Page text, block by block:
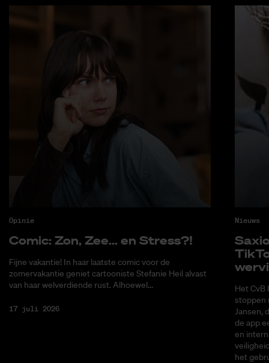
Opinie
Co­mic: Zon, Zee... en Stress?!
Fijne vakantie! In haar laatste comic voor de
zomervakantie geniet cartooniste Stefanie Heil alvast
van haar welverdiende rust. Alhoewel...
17 juli 2026
Nieuws
Het CvB
stoppen
Jansen,
de app
en
het